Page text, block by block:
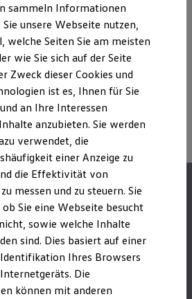
Konnektivität
6
Versionen und Updates
zu Ihrem ID.
und R Experience
Fahrzeugtypen.
und Zubehör(Anbauteile, Reifenformat
Fahrzeugparameter, wiez. B.Gewicht,
Aerodynamik verändern und neben
sowie dem
den Kraftstoffverbrauch, den
CO₂-Emissionen und die
sammeln Informationen
unsere Webseite nutzen,
welche Seiten Sie am meisten
wie Sie sich auf der Seite
Zweck dieser Cookies und
ist es, Ihnen für Sie
an Ihre Interessen
anzubieten. Sie werden
verwendet, die
einer Anzeige zu
die Effektivität von
messen und zu steuern. Sie
Sie eine Webseite besucht
sowie welche Inhalte
sind. Dies basiert auf einer
Ihres Browsers
Die
können mit anderen